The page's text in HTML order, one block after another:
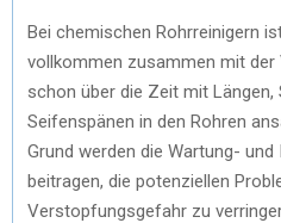
Bei chemischen Rohrreinigern
vollkommen zusammen mit
schon über die Zeit mit
Seifenspänen in den Rohren
Grund werden die Wartung-
beitragen, die potenziellen
Verstopfungsgefahr zu